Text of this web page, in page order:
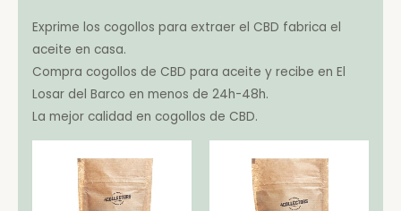
Exprime los cogollos para extraer el CBD fabrica el
aceite en casa.
Compra cogollos de CBD para aceite y recibe en El
Losar del Barco en menos de 24h-48h.
La mejor calidad en cogollos de CBD.